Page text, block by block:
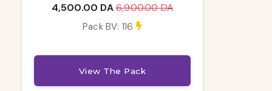
4,500.00 DA 6,900.00 DA
Pack BV: 116
View The Pack